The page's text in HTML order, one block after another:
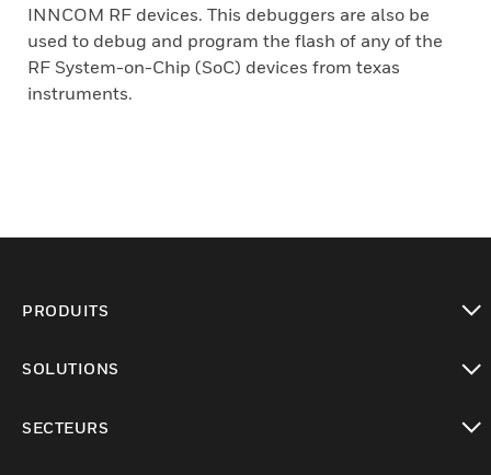
INNCOM RF devices. This debuggers are also be
used to debug and program the flash of any of the
RF System-on-Chip (SoC) devices from texas
instruments.
PRODUITS
SOLUTIONS
SECTEURS